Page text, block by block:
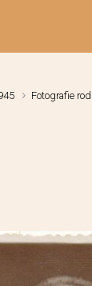
Fotografie